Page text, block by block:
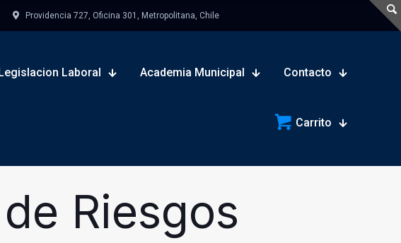
Providencia 727, Oficina 301, Metropolitana, Chile
Laboral Academia Municipal Contacto
Carrito
Riesgos